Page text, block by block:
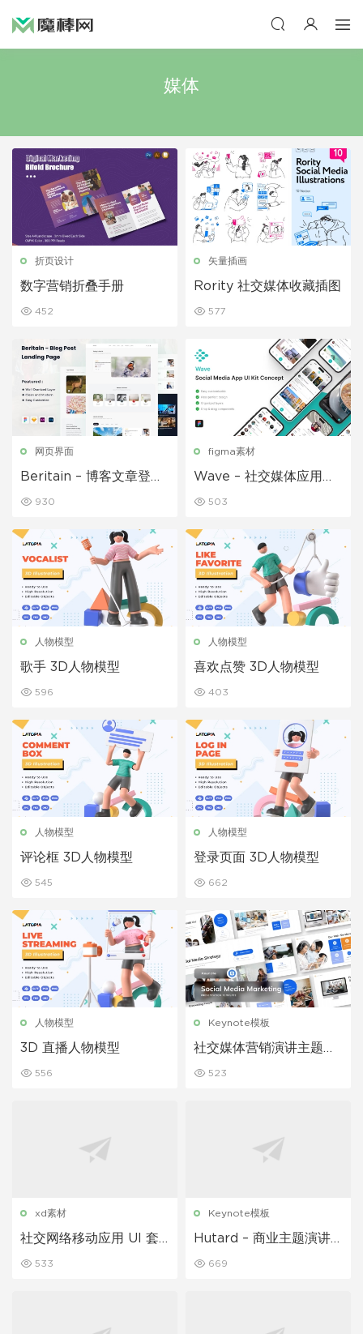
媒体
折页设计
数字营销折叠手册
452
矢量插画
Rority 社交媒体收藏插图
577
网页界面
Beritain – 博客文章登陆
930
figma素材
Wave – 社交媒体应用程
503
人物模型
歌手 3D人物模型
596
人物模型
喜欢点赞 3D人物模型
403
人物模型
评论框 3D人物模型
545
人物模型
登录页面 3D人物模型
662
人物模型
3D 直播人物模型
556
Keynote模板
社交媒体营销演讲主题演
523
xd素材
社交网络移动应用 UI 套
533
Keynote模板
Hutard – 商业主题演讲
669